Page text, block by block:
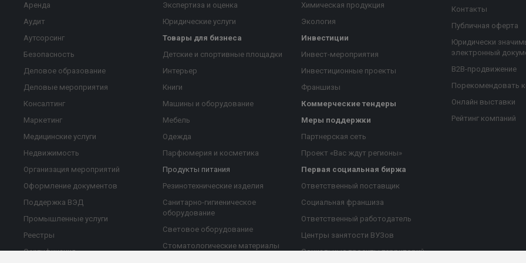
Аренда
Аудит
Аутсорсинг
Безопасность
Деловое образование
Деловые мероприятия
Консалтинг
Маркетинг
Медицинские услуги
Недвижимость
Организация мероприятий
Оформление документов
Поддержка ВЭД
Промышленные услуги
Реестры
Сертификация
Экспертиза и оценка
Юридические услуги
Товары для бизнеса
Детские и спортивные площадки
Интерьер
Книги
Машины и оборудование
Мебель
Одежда
Парфюмерия и косметика
Продукты питания
Резинотехнические изделия
Санитарно-гигиеническое
оборудование
Световое оборудование
Стоматологические материалы
Химическая продукция
Экология
Инвестиции
Инвест-мероприятия
Инвестиционные проекты
Франшизы
Коммерческие тендеры
Меры поддержки
Партнерская сеть
Проект «Вас ждут регионы»
Первая социальная биржа
Ответственный поставщик
Социальная франшиза
Ответственный работодатель
Центры занятости ВУЗов
Социальные проекты территорий
Контакты
Публичная оферта
Юридически
электронный
B2B-продвижение
Порекомендовать
Онлайн выставки
Рейтинг компаний